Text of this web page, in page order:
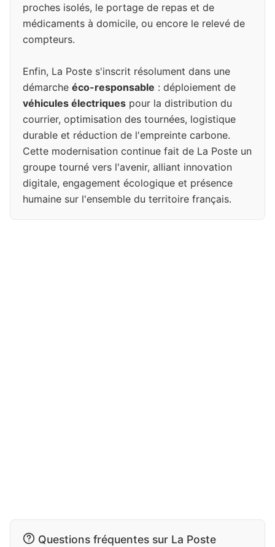
proches isolés, le portage de repas et de
médicaments à domicile, ou encore le relevé de
compteurs.
Enfin, La Poste s'inscrit résolument dans une
démarche éco-responsable : déploiement de
véhicules électriques pour la distribution du
courrier, optimisation des tournées, logistique
durable et réduction de l'empreinte carbone.
Cette modernisation continue fait de La Poste un
groupe tourné vers l'avenir, alliant innovation
digitale, engagement écologique et présence
humaine sur l'ensemble du territoire français.
Questions fréquentes sur La Poste